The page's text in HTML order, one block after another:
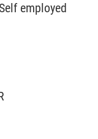
employed